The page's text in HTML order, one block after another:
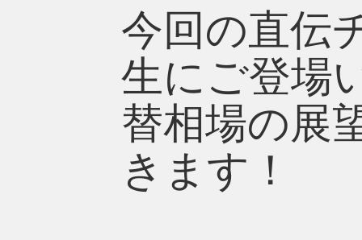
今回の直伝
生にご登場
替相場の展
きます！